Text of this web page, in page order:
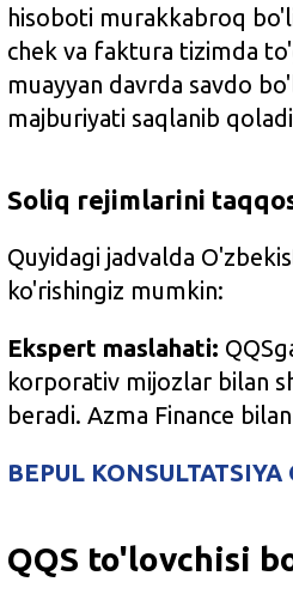
hisoboti murakkabroq
chek va faktura tizimda
muayyan davrda savdo
majburiyati saqlanib
Soliq rejimlarini
Quyidagi jadvalda
ko'rishingiz mumkin:
Ekspert maslahati:
korporativ mijozlar bilan
beradi. Azma Finance
BEPUL KONSULTATSIYA
QQS to'lovchisi